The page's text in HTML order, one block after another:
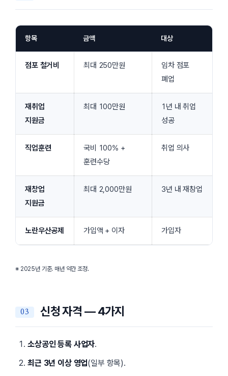
항목 금액 대상
점포 철거비 최대 250만원
임차 점포
폐업
재취업
지원금
최대 100만원
1년 내 취업
성공
직업훈련
국비 100% +
훈련수당
취업 의사
재창업
지원금
최대 2,000만원 3년 내 재창업
노란우산공제 가입액 + 이자 가입자
※ 2025년 기준. 매년 약간 조정.
신청 자격 — 4가지
소상공인 등록 사업자.
최근 3년 이상 영업(일부 항목).